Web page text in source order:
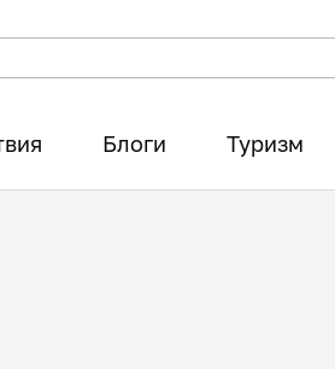
Блоги Туризм